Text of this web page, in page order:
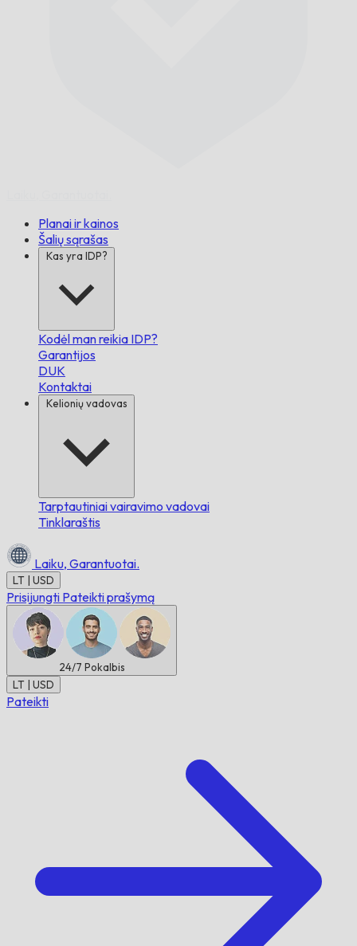
Planai ir kainos
Šalių sąrašas
Kas yra IDP?
Kodėl man reikia IDP?
Garantijos
DUK
Kontaktai
Kelionių vadovas
Tarptautiniai vairavimo vadovai
Tinklaraštis
Laiku, Garantuotai.
LT | USD
Prisijungti Pateikti prašymą
24/7 Pokalbis
LT | USD
Pateikti